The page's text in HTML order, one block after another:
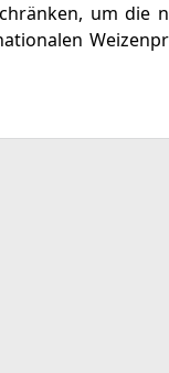
um die